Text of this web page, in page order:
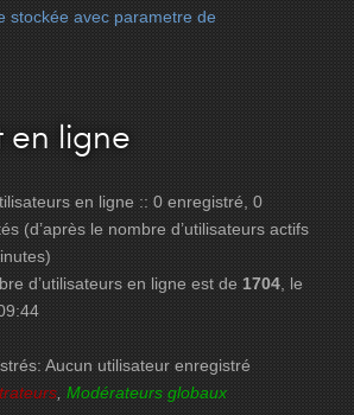
stockée avec parametre de
en ligne
en ligne :: 0 enregistré, 0
(d’après le nombre d’utilisateurs actifs
d’utilisateurs en ligne est de 1704 , le
Aucun utilisateur enregistré
,Modérateurs globaux